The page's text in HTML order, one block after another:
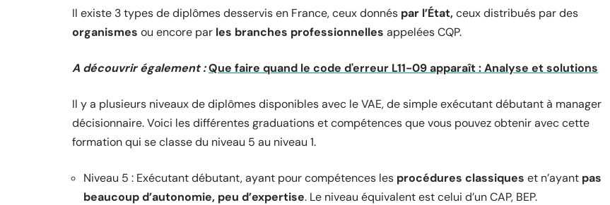
Il existe 3 types de diplômes desservis en France, ceux donnés par l’État,ceux distribués par des
organismes ou encore par les branches professionnelles appelées CQP.
A découvrir également :Que faire quand le code d'erreur L11-09 apparaît : Analyse et solutions
Il y a plusieurs niveaux de diplômes disponibles avec le VAE, de simple exécutant débutant à manager
décisionnaire. Voici les différentes graduations et compétences que vous pouvez obtenir avec cette
formation qui se classe du niveau 5 au niveau 1.
Niveau 5 : Exécutant débutant, ayant pour compétences les procédures classiques et n’ayant pas
beaucoup d’autonomie, peu d’expertise. Le niveau équivalent est celui d’un CAP, BEP.